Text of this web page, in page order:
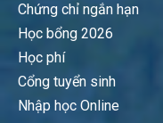
Chứng chỉ ngắn hạn
Học bổng 2026
Học phí
Cổng tuyển sinh
Nhập học Online